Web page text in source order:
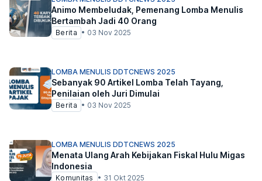
Animo Membeludak, Pemenang Lomba Menulis
Bertambah Jadi 40 Orang
Berita • 03 Nov 2025
LOMBA MENULIS DDTCNEWS 2025
Sebanyak 90 Artikel Lomba Telah Tayang,
Penilaian oleh Juri Dimulai
Berita • 03 Nov 2025
LOMBA MENULIS DDTCNEWS 2025
Menata Ulang Arah Kebijakan Fiskal Hulu Migas
Indonesia
Komunitas • 31 Okt 2025